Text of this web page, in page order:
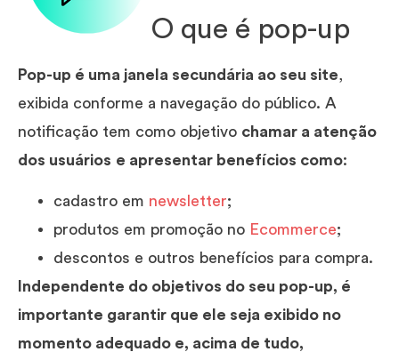
O que é pop-up
Pop-up é uma janela secundária ao seu site
exibida conforme a navegação do público. A
notificação tem como objetivo chamar a atenção
dos usuários e apresentar benefícios como:
cadastro em newsletter;
produtos em promoção no Ecommerce;
descontos e outros benefícios para compra.
Independente do objetivos do seu pop-up, é
importante garantir que ele seja exibido no
momento adequado e, acima de tudo,